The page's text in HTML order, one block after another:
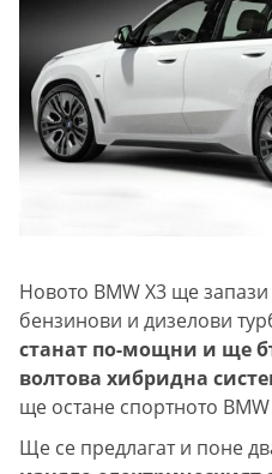
Новото BMW X3 ще
бензинови и дизелови
станат по-мощни и ще
волтова хибридна
ще остане спортното BMW
Ще се предлагат и поне